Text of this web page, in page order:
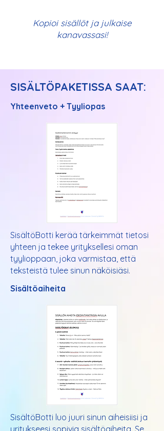
Kopioi sisällöt ja julkaise
kanavassasi!
SISÄLTÖPAKETISSA SAAT:
Yhteenveto + Tyyliopas
SisältöBotti kerää tärkeimmät tietosi
yhteen ja tekee yrityksellesi oman
tyylioppaan, joka varmistaa, että
teksteistä tulee sinun näköisiäsi.
Sisältöaiheita
SisältöBotti luo juuri sinun aiheisiisi ja
yritykseesi sopivia sisältöaiheita. Se